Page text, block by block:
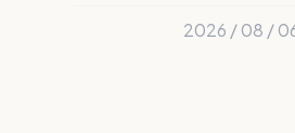
2026 / 08 /